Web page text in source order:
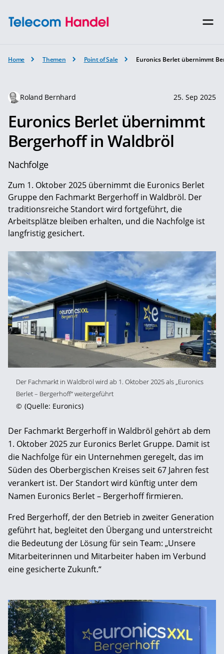
Home Themen Point of Sale Euronics Berlet übernimmt
Roland Bernhard 25. Sep 2025
Euronics Berlet übernimmt
Bergerhoff in Waldbröl
Nachfolge
Zum 1. Oktober 2025 übernimmt die Euronics Berlet
Gruppe den Fachmarkt Bergerhoff in Waldbröl. Der
traditionsreiche Standort wird fortgeführt, die
Arbeitsplätze bleiben erhalten, und die Nachfolge ist
langfristig gesichert.
Der Fachmarkt in Waldbröl wird ab 1. Oktober 2025 als „Euronics
Berlet – Bergerhoff“ weitergeführt
© (Quelle: Euronics)
Der Fachmarkt Bergerhoff in Waldbröl gehört ab dem
1. Oktober 2025 zur Euronics Berlet Gruppe. Damit ist
die Nachfolge für ein Unternehmen geregelt, das im
Süden des Oberbergischen Kreises seit 67 Jahren fest
verankert ist. Der Standort wird künftig unter dem
Namen Euronics Berlet – Bergerhoff firmieren.
Fred Bergerhoff, der den Betrieb in zweiter Generation
geführt hat, begleitet den Übergang und unterstreicht
die Bedeutung der Lösung für sein Team: „Unsere
Mitarbeiterinnen und Mitarbeiter haben im Verbund
eine gesicherte Zukunft.“